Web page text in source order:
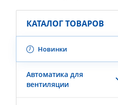
КАТАЛОГ ТОВАРОВ
Новинки
Автоматика для
вентиляции